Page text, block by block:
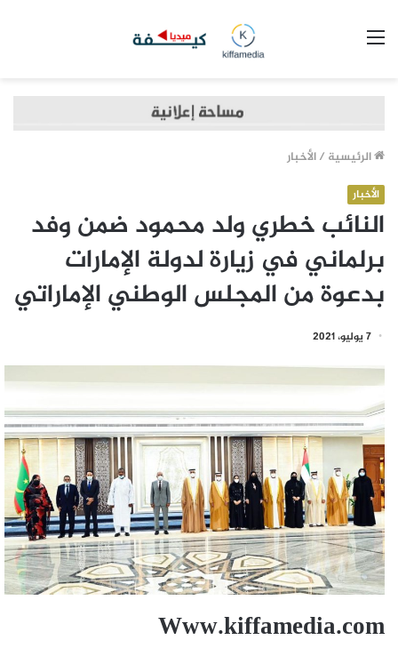
الرئيسية /الأخبار
الأخبار
النائب خطري ولد محمود ضمن وفد
برلماني في زيارة لدولة الإمارات
بدعوة من المجلس الوطني الإماراتي
7 يوليو، 2021
Www.kiffamedia.com